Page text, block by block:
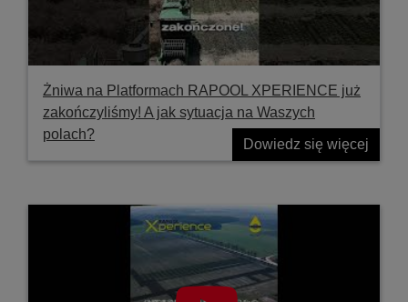
Żniwa na Platformach RAPOOL XPERIENCE już
zakończyliśmy! A jak sytuacja na Waszych
polach?
Dowiedz się więcej